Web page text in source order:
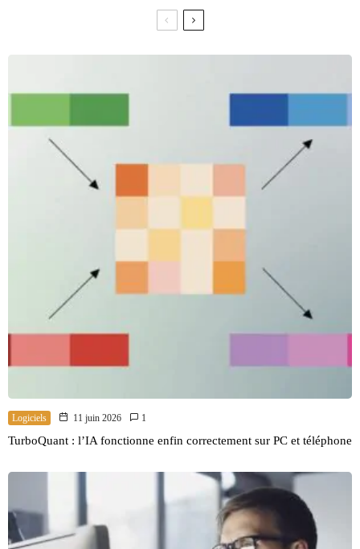
Logiciels 11 juin 2026 1
TurboQuant : l’IA fonctionne enfin correctement sur PC et téléphone